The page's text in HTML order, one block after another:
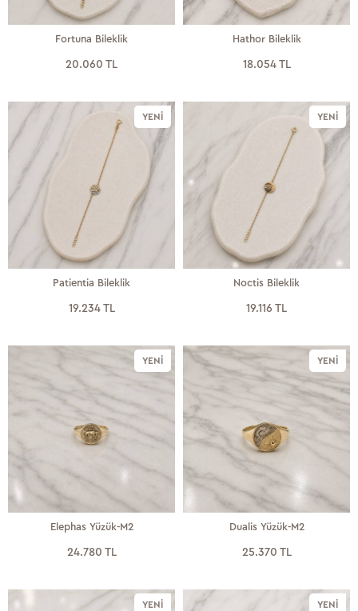
Fortuna Bileklik
20.060 TL
Hathor Bileklik
18.054 TL
YENI
Patientia Bileklik
19.234 TL
YENI
Noctis Bileklik
19.116 TL
YENI
Elephas Yüzük-M2
24.780 TL
YENI
Dualis Yüzük-M2
25.370 TL
YENI YENI